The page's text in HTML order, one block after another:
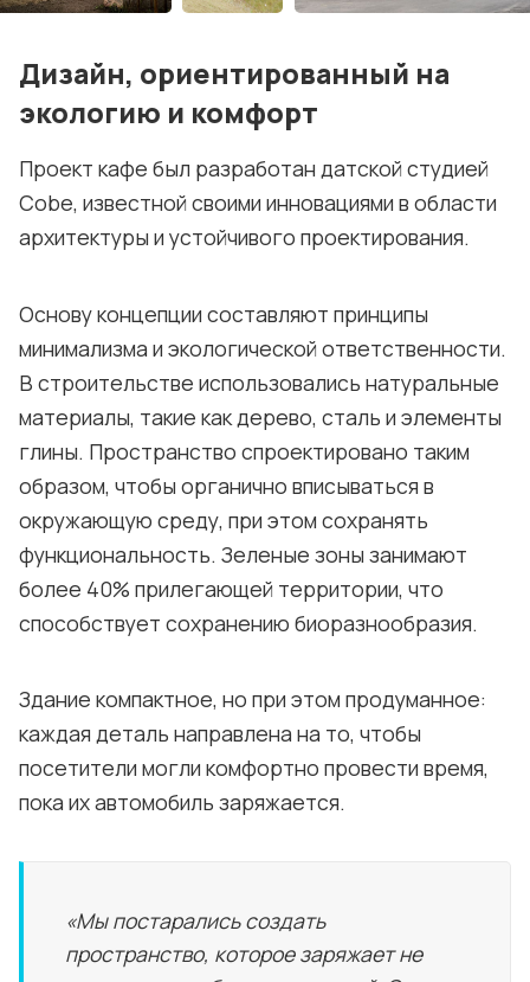
Дизайн, ориентированный на
экологию и комфорт
Проект кафе был разработан датской студией
Cobe, известной своими инновациями в области
архитектуры и устойчивого проектирования.
Основу концепции составляют принципы
минимализма и экологической ответственности.
В строительстве использовались натуральные
материалы, такие как дерево, сталь и элементы
глины. Пространство спроектировано таким
образом, чтобы органично вписываться в
окружающую среду, при этом сохранять
функциональность. Зеленые зоны занимают
более 40% прилегающей территории, что
способствует сохранению биоразнообразия.
Здание компактное, но при этом продуманное:
каждая деталь направлена на то, чтобы
посетители могли комфортно провести время,
пока их автомобиль заряжается.
«Мы постарались создать
пространство, которое заряжает не